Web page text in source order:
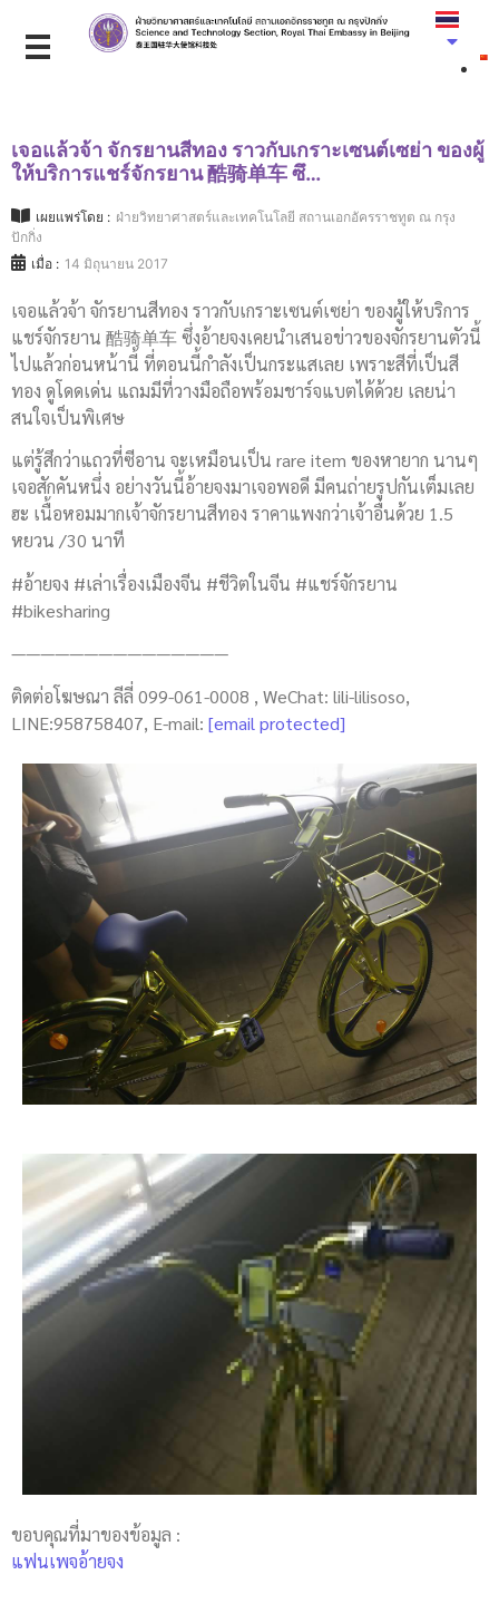
เจอแล้วจ้า จักรยานสีทอง ราวกับเกราะเซนต์เซย่า ของผู้
ให้บริการแชร์จักรยาน 酷骑单车 ซึ…
เผยแพร่โดย : ฝ่ายวิทยาศาสตร์และเทคโนโลยี สถานเอกอัครราชทูต ณ กรุง
ปักกิ่ง
เมื่อ : 14 มิถุนายน 2017
เจอแล้วจ้า จักรยานสีทอง ราวกับเกราะเซนต์เซย่า ของผู้ให้บริการ
แชร์จักรยาน 酷骑单车 ซึ่งอ้ายจงเคยนำเสนอข่าวของจักรยานตัวนี้
ไปแล้วก่อนหน้านี้ ที่ตอนนี้กำลังเป็นกระแสเลย เพราะสีที่เป็นสี
ทอง ดูโดดเด่น แถมมีที่วางมือถือพร้อมชาร์จแบตได้ด้วย เลยน่า
สนใจเป็นพิเศษ
แต่รู้สึกว่าแถวที่ซีอาน จะเหมือนเป็น rare item ของหายาก นานๆ
เจอสักคันหนึ่ง อย่างวันนี้อ้ายจงมาเจอพอดี มีคนถ่ายรูปกันเต็มเลย
ฮะ เนื้อหอมมากเจ้าจักรยานสีทอง ราคาแพงกว่าเจ้าอื่นด้วย 1.5
หยวน /30 นาที
#อ้ายจง #เล่าเรื่องเมืองจีน #ชีวิตในจีน #แชร์จักรยาน
#bikesharing
———————————————
ติดต่อโฆษณา ลีลี่ 099-061-0008 , WeChat: lili-lilisoso,
LINE:958758407, E-mail: [email protected]
ขอบคุณที่มาของข้อมูล :
แฟนเพจอ้ายจง